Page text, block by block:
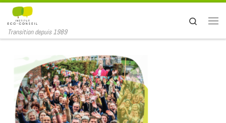
Passer au contenu
Transition depuis 1989
Search